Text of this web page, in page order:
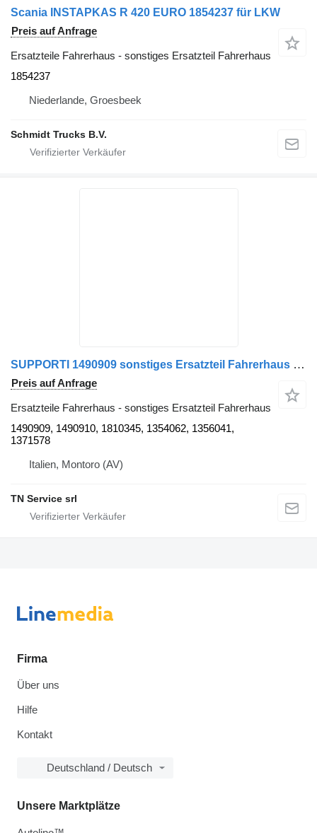
Scania INSTAPKAS R 420 EURO 1854237 für LKW
Preis auf Anfrage
Ersatzteile Fahrerhaus - sonstiges Ersatzteil Fahrerhaus
1854237
Niederlande, Groesbeek
Schmidt Trucks B.V.
SUPPORTI 1490909 sonstiges Ersatzteil Fahrerhaus für Scania R 420/500 LKW
Preis auf Anfrage
Ersatzteile Fahrerhaus - sonstiges Ersatzteil Fahrerhaus
1490909, 1490910, 1810345, 1354062, 1356041,
1371578
Italien, Montoro (AV)
TN Service srl
Firma
Über uns
Hilfe
Kontakt
Deutschland / Deutsch
Unsere Marktplätze